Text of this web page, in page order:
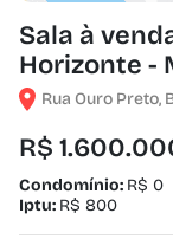
Sala à
Horizonte -
Rua Ouro Preto,
R$
Condomínio: R$ 0
Iptu: R$ 800